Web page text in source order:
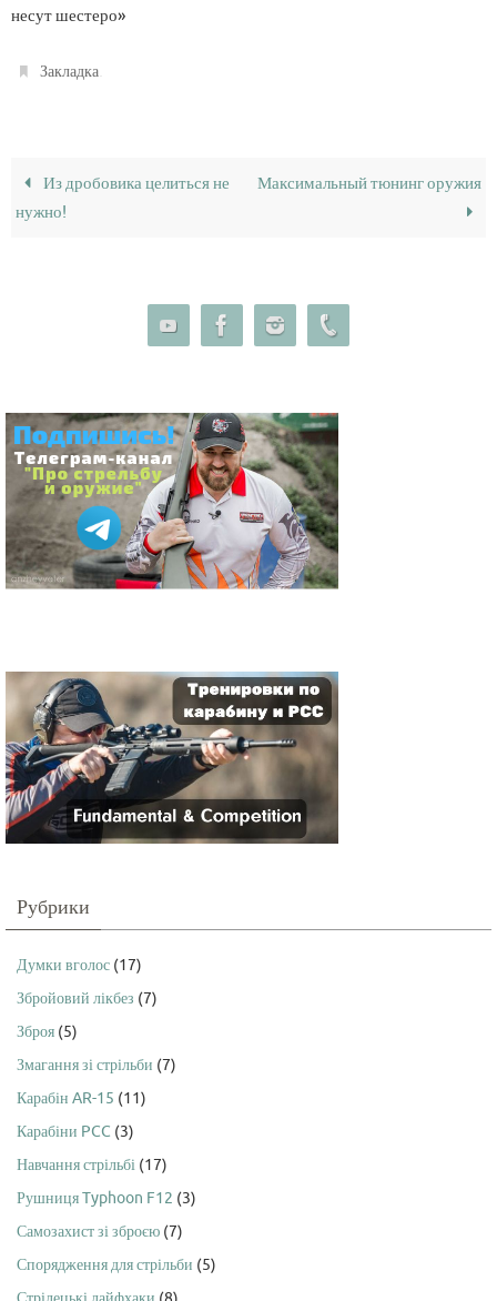
несут шестеро»
Закладка
Из дробовика целиться не
нужно!
Максимальный тюнинг оружия
Рубрики
Думки вголос (17)
Збройовий лікбез (7)
Зброя (5)
Змагання зі стрільби (7)
Карабін AR-15 (11)
Карабіни PCC (3)
Навчання стрільбі (17)
Рушниця Typhoon F12 (3)
Самозахист зі зброєю (7)
Спорядження для стрільби (5)